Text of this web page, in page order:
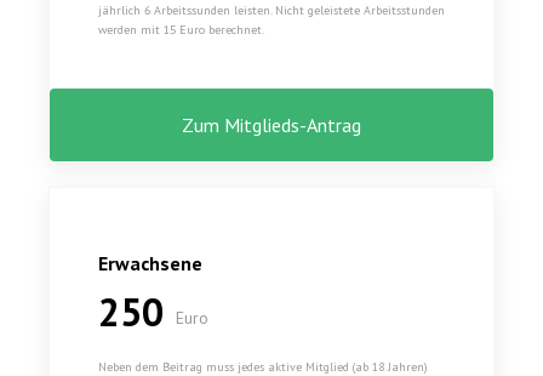
jährlich 6 Arbeitssunden leisten. Nicht geleistete Arbeitsstunden
werden mit 15 Euro berechnet.
Zum Mitglieds-Antrag
Erwachsene
250 Euro
Neben dem Beitrag muss jedes aktive Mitglied (ab 18 Jahren)